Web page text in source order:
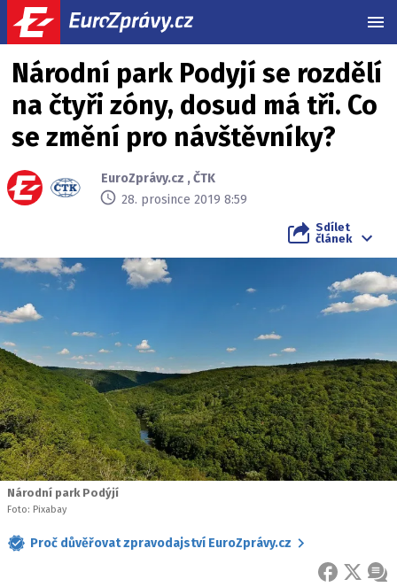
Národní park Podyjí se rozdělí
na čtyři zóny, dosud má tři. Co
se změní pro návštěvníky?
EuroZprávy.cz ,ČTK
28. prosince 2019 8:59
Sdílet
článek
Národní park Podýjí
Foto: Pixabay
Proč důvěřovat zpravodajství EuroZprávy.cz
FACEBOOK
X